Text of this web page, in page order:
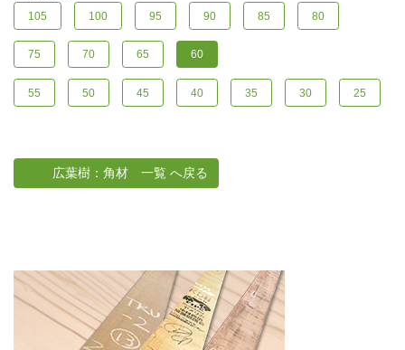
105 100 95 90 85 80
75 70 65 60
55 50 45 40 35 30 25
広葉樹：角材 一覧 へ戻る